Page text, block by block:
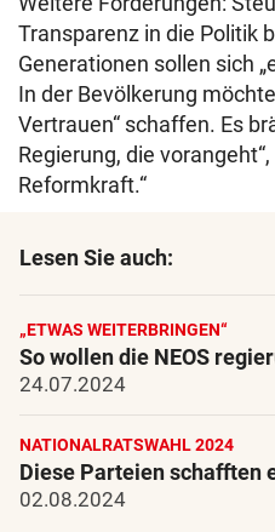
Transparenz in die Politik
Generationen sollen sich
In der Bevölkerung
Vertrauen“ schaffen. Es
Regierung, die
Reformkraft.“
Lesen Sie auch:
„ETWAS WEITERBRINGEN“
So wollen die NEOS
24.07.2024
NATIONALRATSWAHL 2024
Diese Parteien schafften
02.08.2024